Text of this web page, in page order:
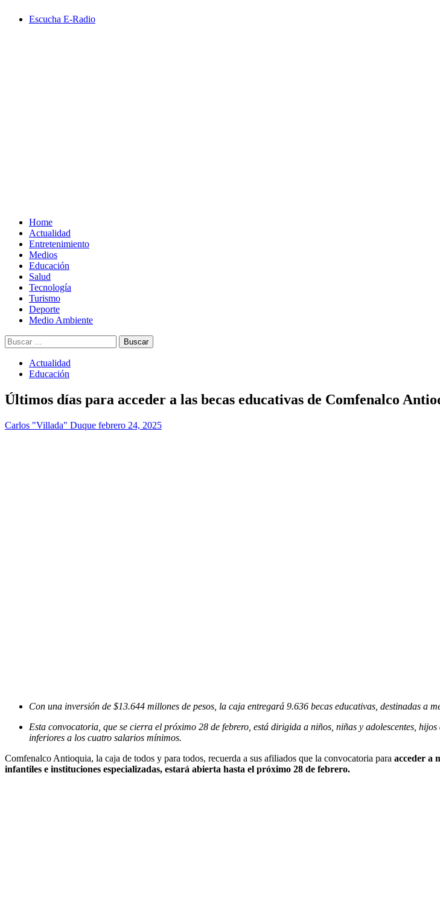
Escucha E-Radio
Home
Actualidad
Entretenimiento
Medios
Educación
Salud
Tecnología
Turismo
Deporte
Medio Ambiente
Buscar:
Actualidad
Educación
Últimos días para acceder a las becas educativas de Comfenalco
Carlos "Villada" Duque febrero 24, 2025
Con una inversión de $13.644 millones de pesos, la caja entregará 9.636 becas educativas, destinadas a
Esta convocatoria, que se cierra el próximo 28 de febrero, está dirigida a niños, niñas y adolescentes,
inferiores a los cuatro salarios mínimos.
Comfenalco Antioquia, la caja de todos y para todos, recuerda a sus afiliados que la convocatoria para acceder a
infantiles e instituciones especializadas, estará abierta hasta el próximo 28 de febrero.